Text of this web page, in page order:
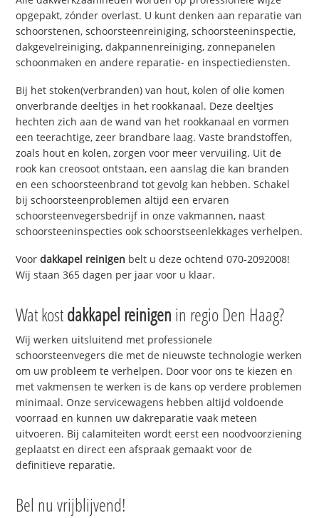
opgepakt, zónder overlast. U kunt denken aan reparatie van
schoorstenen, schoorsteenreiniging, schoorsteeninspectie,
dakgevelreiniging, dakpannenreiniging, zonnepanelen
schoonmaken en andere reparatie- en inspectiediensten.
Bij het stoken(verbranden) van hout, kolen of olie komen
onverbrande deeltjes in het rookkanaal. Deze deeltjes
hechten zich aan de wand van het rookkanaal en vormen
een teerachtige, zeer brandbare laag. Vaste brandstoffen,
zoals hout en kolen, zorgen voor meer vervuiling. Uit de
rook kan creosoot ontstaan, een aanslag die kan branden
en een schoorsteenbrand tot gevolg kan hebben. Schakel
bij schoorsteenproblemen altijd een ervaren
schoorsteenvegersbedrijf in onze vakmannen, naast
schoorsteeninspecties ook schoorstseenlekkages verhelpen.
Voordakkapel reinigen belt u deze ochtend 070-2092008!
Wij staan 365 dagen per jaar voor u klaar.
Wat kostdakkapel reinigen in regio Den Haag?
Wij werken uitsluitend met professionele
schoorsteenvegers die met de nieuwste technologie werken
om uw probleem te verhelpen. Door voor ons te kiezen en
met vakmensen te werken is de kans op verdere problemen
minimaal. Onze servicewagens hebben altijd voldoende
voorraad en kunnen uw dakreparatie vaak meteen
uitvoeren. Bij calamiteiten wordt eerst een noodvoorziening
geplaatst en direct een afspraak gemaakt voor de
definitieve reparatie.
Bel nu vrijblijvend!